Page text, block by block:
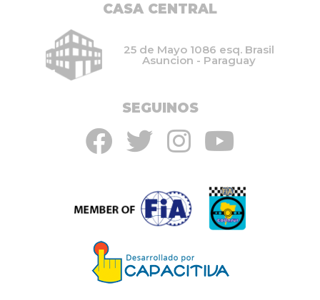
CASA CENTRAL
25 de Mayo 1086 esq. Brasil
Asuncion - Paraguay
SEGUINOS